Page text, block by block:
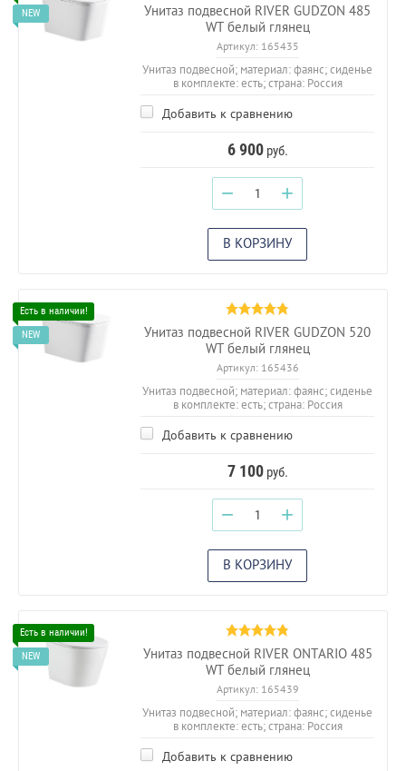
Унитаз подвесной RIVER GUDZON 485
WT белый глянец
Артикул:165435
Унитаз подвесной; материал: фаянс; сиденье
в комплекте: есть; страна: Россия
Добавить к сравнению
6 900руб.
− +
В КОРЗИНУ
Унитаз подвесной RIVER GUDZON 520
WT белый глянец
Артикул:165436
Унитаз подвесной; материал: фаянс; сиденье
в комплекте: есть; страна: Россия
Добавить к сравнению
7 100руб.
− +
В КОРЗИНУ
Унитаз подвесной RIVER ONTARIO 485
WT белый глянец
Артикул:165439
Унитаз подвесной; материал: фаянс; сиденье
в комплекте: есть; страна: Россия
Добавить к сравнению